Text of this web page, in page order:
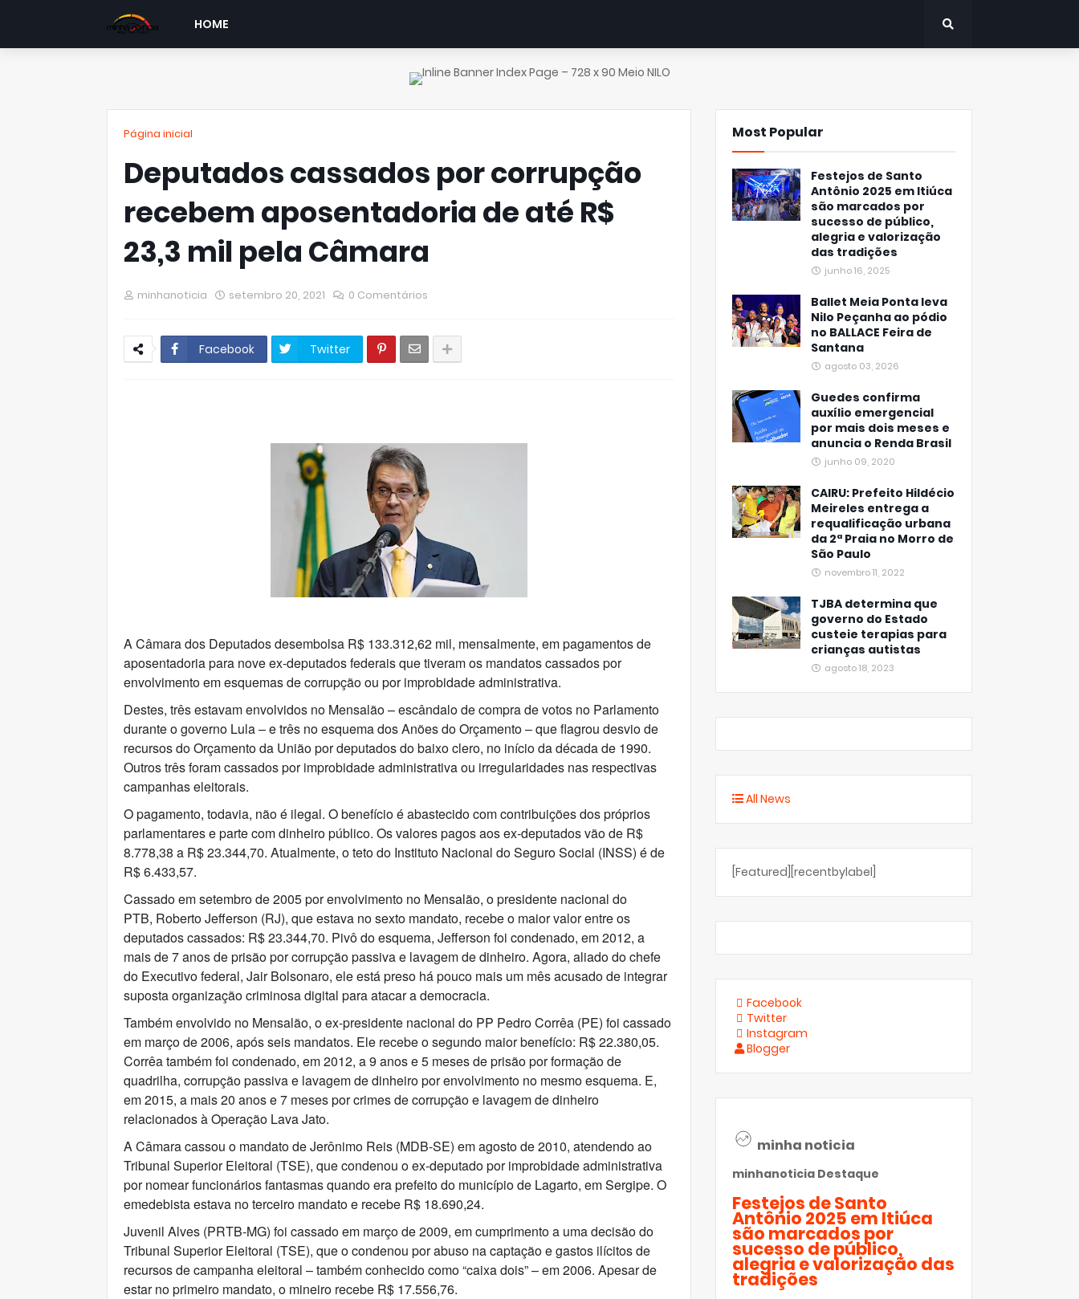
HOME
Página inicial
Deputados cassados por corrupção
recebem aposentadoria de até R$
23,3 mil pela Câmara
minhanoticia setembro 20, 2021 0 Comentários
Facebook Twitter
A Câmara dos Deputados desembolsa R$ 133.312,62 mil, mensalmente, em pagamentos de
aposentadoria para nove ex-deputados federais que tiveram os mandatos cassados por
envolvimento em esquemas de corrupção ou por improbidade administrativa.
Destes, três estavam envolvidos no Mensalão – escândalo de compra de votos no Parlamento
durante o governo Lula – e três no esquema dos Anões do Orçamento – que flagrou desvio de
recursos do Orçamento da União por deputados do baixo clero, no início da década de 1990.
Outros três foram cassados por improbidade administrativa ou irregularidades nas respectivas
campanhas eleitorais.
O pagamento, todavia, não é ilegal. O benefício é abastecido com contribuições dos próprios
parlamentares e parte com dinheiro público. Os valores pagos aos ex-deputados vão de R$
8.778,38 a R$ 23.344,70. Atualmente, o teto do Instituto Nacional do Seguro Social (INSS) é de
R$ 6.433,57.
Cassado em setembro de 2005 por envolvimento no Mensalão, o presidente nacional do
PTB, Roberto Jefferson (RJ), que estava no sexto mandato, recebe o maior valor entre os
deputados cassados: R$ 23.344,70. Pivô do esquema, Jefferson foi condenado, em 2012, a
mais de 7 anos de prisão por corrupção passiva e lavagem de dinheiro. Agora, aliado do chefe
do Executivo federal, Jair Bolsonaro, ele está preso há pouco mais um mês acusado de integrar
suposta organização criminosa digital para atacar a democracia.
Também envolvido no Mensalão, o ex-presidente nacional do PP Pedro Corrêa (PE) foi cassado
em março de 2006, após seis mandatos. Ele recebe o segundo maior benefício: R$ 22.380,05.
Corrêa também foi condenado, em 2012, a 9 anos e 5 meses de prisão por formação de
quadrilha, corrupção passiva e lavagem de dinheiro por envolvimento no mesmo esquema. E,
em 2015, a mais 20 anos e 7 meses por crimes de corrupção e lavagem de dinheiro
relacionados à Operação Lava Jato.
A Câmara cassou o mandato de Jerônimo Reis (MDB-SE) em agosto de 2010, atendendo ao
Tribunal Superior Eleitoral (TSE), que condenou o ex-deputado por improbidade administrativa
por nomear funcionários fantasmas quando era prefeito do município de Lagarto, em Sergipe. O
emedebista estava no terceiro mandato e recebe R$ 18.690,24.
Juvenil Alves (PRTB-MG) foi cassado em março de 2009, em cumprimento a uma decisão do
Tribunal Superior Eleitoral (TSE), que o condenou por abuso na captação e gastos ilícitos de
recursos de campanha eleitoral – também conhecido como “caixa dois” – em 2006. Apesar de
estar no primeiro mandato, o mineiro recebe R$ 17.556,76.
Most Popular
Festejos de Santo
Antônio 2025 em Itiúca
são marcados por
sucesso de público,
alegria e valorização
das tradições
junho 16, 2025
Ballet Meia Ponta leva
Nilo Peçanha ao pódio
no BALLACE Feira de
Santana
agosto 03, 2026
Guedes confirma
auxílio emergencial
por mais dois meses e
anuncia o Renda Brasil
junho 09, 2020
CAIRU: Prefeito Hildécio
Meireles entrega a
requalificação urbana
da 2ª Praia no Morro de
São Paulo
novembro 11, 2022
TJBA determina que
governo do Estado
custeie terapias para
crianças autistas
agosto 18, 2023
All News
[Featured][recentbylabel]
Facebook
Twitter
Instagram
Blogger
minha noticia
minhanoticia Destaque
Festejos de Santo
Antônio 2025 em Itiúca
são marcados por
sucesso de público,
alegria e valorização das
tradições